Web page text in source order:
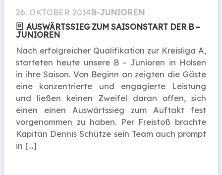
26. OKTOBER 2014B-JUNIOREN
AUSWÄRTSSIEG ZUM SAISONSTART DER B –
JUNIOREN
Nach erfolgreicher Qualifikation zur Kreisliga A,
starteten heute unsere B – Junioren in Holsen
in ihre Saison. Von Beginn an zeigten die Gäste
eine konzentrierte und engagierte Leistung
und ließen keinen Zweifel daran offen, sich
einen einen Auswärtssieg zum Auftakt fest
vorgenommen zu haben. Per Freistoß brachte
Kapitän Dennis Schütze sein Team auch prompt
in […]